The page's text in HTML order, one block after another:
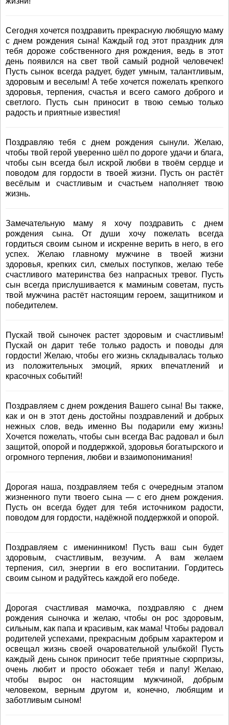
Сегодня хочется поздравить прекрасную любящую маму
с днем рождения сына! Каждый год этот праздник для
тебя дороже собственного дня рождения, ведь в этот
день появился на свет твой самый родной человечек!
Пусть сынок всегда радует, будет умным, талантливым,
здоровым и веселым! А тебе хочется пожелать крепкого
здоровья, терпения, счастья и всего самого доброго и
светлого. Пусть сын приносит в твою семью только
радость и приятные известия!
Поздравляю тебя с днем рождения сынули. Желаю,
чтобы твой герой уверенно шёл по дороге удачи и блага,
чтобы сын всегда был искрой любви в твоём сердце и
поводом для гордости в твоей жизни. Пусть он растёт
весёлым и счастливым и счастьем наполняет твою
жизнь.
Замечательную маму я хочу поздравить с днем
рождения сына. От души хочу пожелать всегда
гордиться своим сыном и искренне верить в него, в его
успех. Желаю главному мужчине в твоей жизни
здоровья, крепких сил, смелых поступков, желаю тебе
счастливого материнства без напрасных тревог. Пусть
сын всегда прислушивается к маминым советам, пусть
твой мужчина растёт настоящим героем, защитником и
победителем.
Пускай твой сыночек растет здоровым и счастливым!
Пускай он дарит тебе только радость и поводы для
гордости! Желаю, чтобы его жизнь складывалась только
из положительных эмоций, ярких впечатлений и
красочных событий!
Поздравляем с днем рождения Вашего сына! Вы также,
как и он в этот день достойны поздравлений и добрых
нежных слов, ведь именно Вы подарили ему жизнь!
Хочется пожелать, чтобы сын всегда Вас радовал и был
защитой, опорой и поддержкой, здоровья богатырского и
огромного терпения, любви и взаимопонимания!
Дорогая наша, поздравляем тебя с очередным этапом
жизненного пути твоего сына — с его днем рождения.
Пусть он всегда будет для тебя источником радости,
поводом для гордости, надёжной поддержкой и опорой.
Поздравляем с именинником! Пусть ваш сын будет
здоровым, счастливым, везучим. А вам желаем
терпения, сил, энергии в его воспитании. Гордитесь
своим сыном и радуйтесь каждой его победе.
Дорогая счастливая мамочка, поздравляю с днем
рождения сыночка и желаю, чтобы он рос здоровым,
сильным, как папа и красивым, как мама! Чтобы радовал
родителей успехами, прекрасным добрым характером и
освещал жизнь своей очаровательной улыбкой! Пусть
каждый день сынок приносит тебе приятные сюрпризы,
очень любит и просто обожает тебя и папу! Желаю,
чтобы вырос он настоящим мужчиной, добрым
человеком, верным другом и, конечно, любящим и
заботливым сыном!